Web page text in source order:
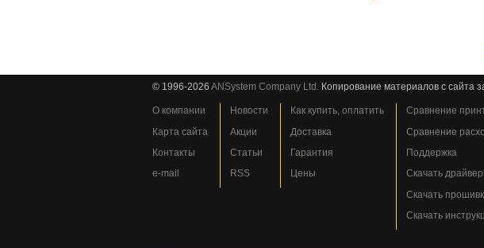
© 1996-2026 ANSystem Company Ltd. Копирование материалов с сайта
О компании
Карта сайта
Контакты
e-mail
Новости
Акции
Статьи
RSS
Как купить, оплатить
Доставка
Гарантия
Цены
Сравнение
Сравнение
Поддержка
Скачать
Скачать
Скачать